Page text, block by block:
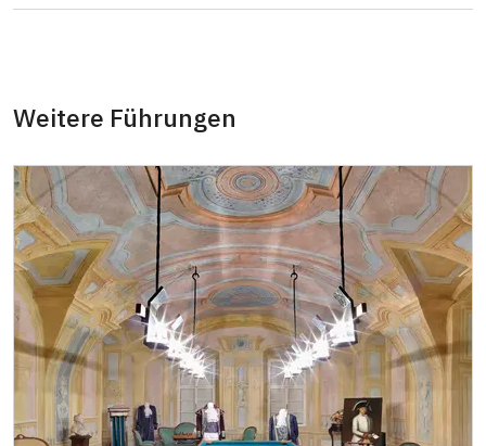
Mitgliedsausweis
Inhaber der freien einmaligen
Eintrittskarte
kostenlos
NPÚ-Karte
kostenlos
"Náš člověk"-Karte
kostenlos
Weitere Führungen